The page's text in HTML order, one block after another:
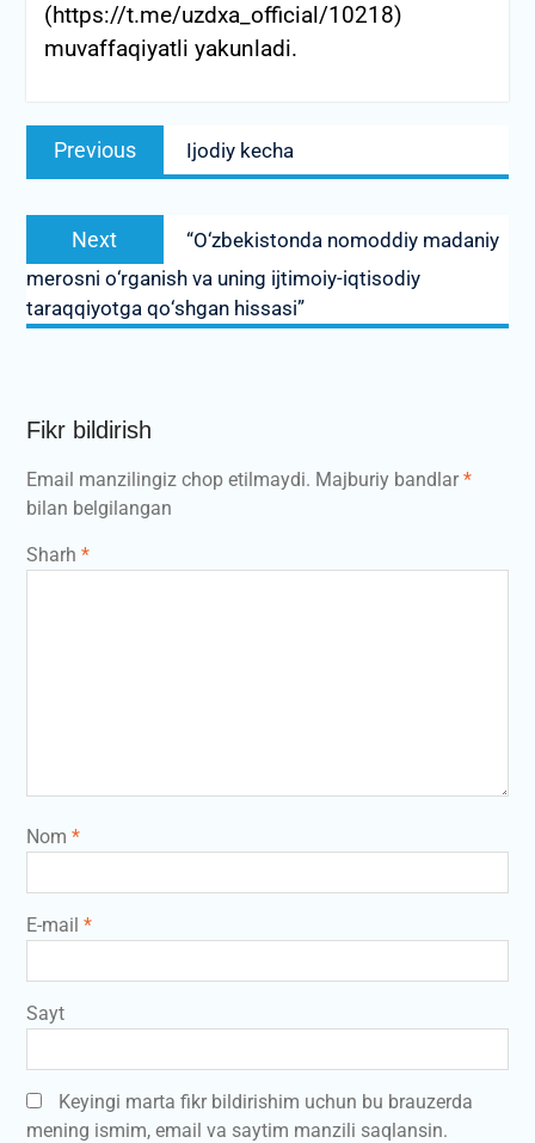
(https://t.me/uzdxa_official/10218)
muvaffaqiyatli yakunladi.
Post
menyusi
Previous
Previous
post:
Ijodiy kecha
Next
Next
post:
“О‘zbekistonda nomoddiy madaniy
merosni о‘rganish va uning ijtimoiy-iqtisodiy
taraqqiyotga qо‘shgan hissasi”
Fikr bildirish
Email manzilingiz chop etilmaydi. Majburiy bandlar*
bilan belgilangan
Sharh *
Nom *
E-mail *
Sayt
Keyingi marta fikr bildirishim uchun bu brauzerda
mening ismim, email va saytim manzili saqlansin.